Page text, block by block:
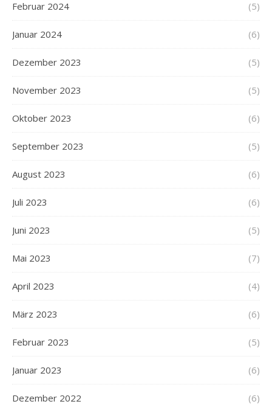
Februar 2024 (5)
Januar 2024 (6)
Dezember 2023 (5)
November 2023 (5)
Oktober 2023 (6)
September 2023 (5)
August 2023 (6)
Juli 2023 (6)
Juni 2023 (5)
Mai 2023 (7)
April 2023 (4)
März 2023 (6)
Februar 2023 (5)
Januar 2023 (6)
Dezember 2022 (6)